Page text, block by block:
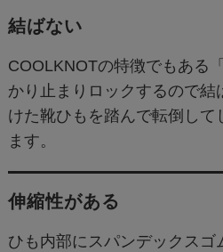
結ばない
COOLKNOTの特徴でもある
かり止まりロックするので結
けた靴ひもを踏んで転倒して
ます。
伸縮性がある
ひも内部にスパンデックスゴ